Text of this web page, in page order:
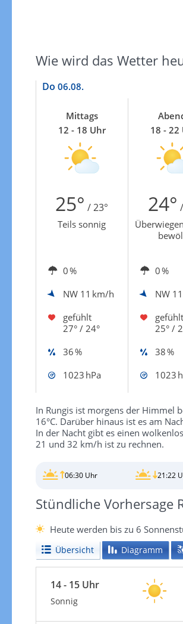
Wie wird das Wetter
Do 06.08.
Mittags
12 - 18 Uhr
18 - 22
25° / 23° 24°
Teils sonnig
0 % 0 %
NW 11 km/h NW
gefühlt
27° / 24°
gefühlt
25° /
36 % 38 %
1023 hPa
1023
In Rungis ist morgens der Himmel
16°C. Darüber hinaus ist es am
In der Nacht gibt es einen
21 und 32 km/h ist zu rechnen.
06:30 Uhr 21:22
Stündliche Vorhersage
Heute werden bis zu 6
Übersicht Diagramm
14 - 15 Uhr
Sonnig